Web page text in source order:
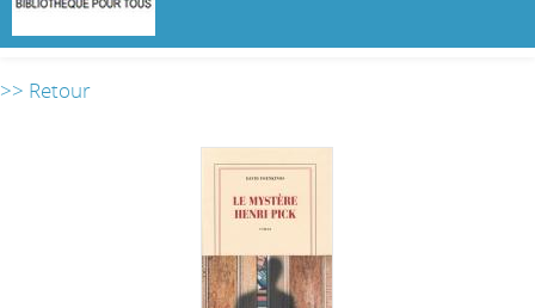
>> Retour